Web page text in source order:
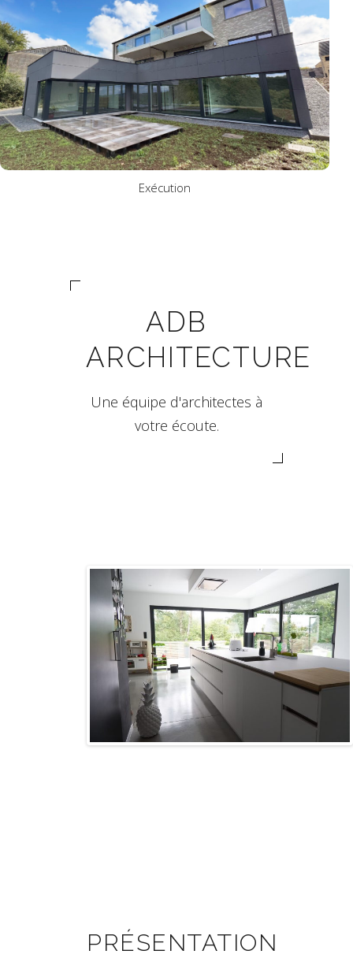
CONSTRUCTION
Exécution
ADB
ARCHITECTURE
Une équipe d'architectes à
votre écoute.
PRÉSENTATION